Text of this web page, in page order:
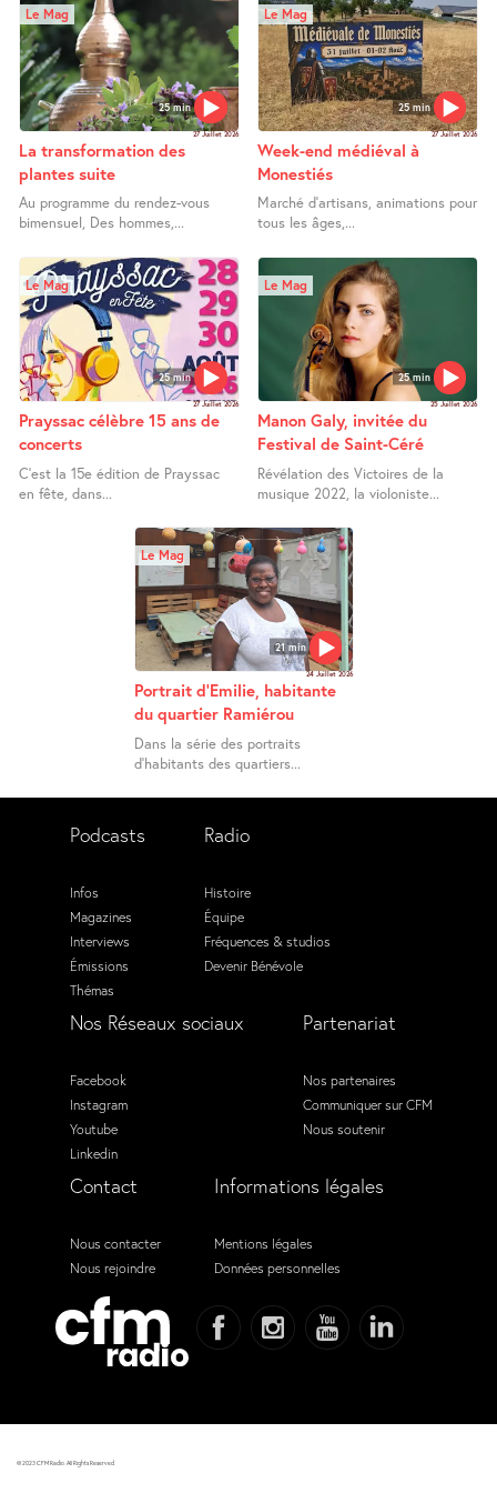
25 min
Le Mag
27 Juillet 2026
La transformation des
plantes suite
Au programme du rendez-vous
bimensuel, Des hommes,...
25 min
Le Mag
27 Juillet 2026
Week-end médiéval à
Monestiés
Marché d’artisans, animations pour
tous les âges,...
25 min
Le Mag
27 Juillet 2026
Prayssac célèbre 15 ans de
concerts
C’est la 15e édition de Prayssac
en fête, dans...
25 min
Le Mag
25 Juillet 2026
Manon Galy, invitée du
Festival de Saint-Céré
Révélation des Victoires de la
musique 2022, la violoniste...
21 min
Le Mag
24 Juillet 2026
Portrait d’Emilie, habitante
du quartier Ramiérou
Dans la série des portraits
d’habitants des quartiers...
Podcasts
Infos
Magazines
Interviews
Émissions
Thémas
Radio
Histoire
Équipe
Fréquences & studios
Devenir Bénévole
Nos Réseaux sociaux
Facebook
Instagram
Youtube
Linkedin
Partenariat
Nos partenaires
Communiquer sur CFM
Nous soutenir
Contact
Nous contacter
Nous rejoindre
Informations légales
Mentions légales
Données personnelles
© 2023 CFM Radio. All Rights Reserved.